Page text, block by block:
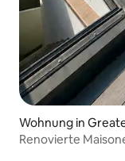
Wohnung in
Renovierte